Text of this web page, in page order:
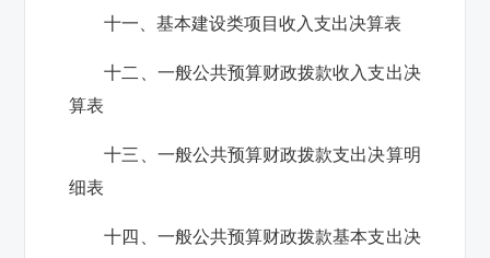
十一、基本建设类项目收入支出决算表
十二、一般公共预算财政拨款收入支出决
算表
十三、一般公共预算财政拨款支出决算明
细表
十四、一般公共预算财政拨款基本支出决